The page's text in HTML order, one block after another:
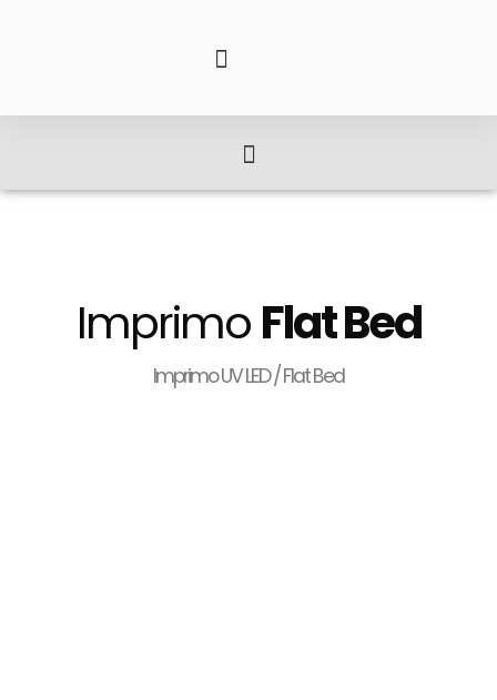
ImprimoFlat Bed
Imprimo UV LED / Flat Bed